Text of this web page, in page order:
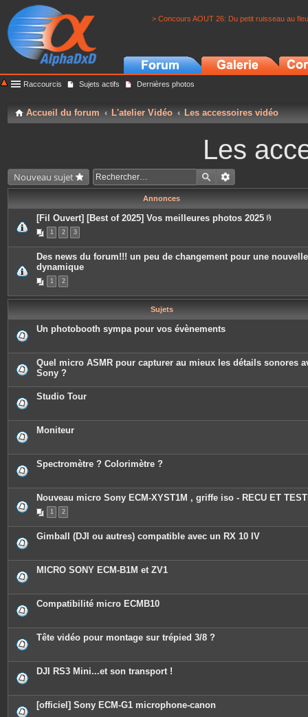
> Concours AOUT 26: Du petit ruisseau au
Raccourcis Sujets actifs Dernières photos
Accueil du forum L'atelier Vidéo Les accessoires vidéo
Les
Nouveau sujet
Annonces
[Fil Ouvert] [Best of 2025] Vos meilleures photos 2025
c
e
n
1 2 3
Des news du forum!!! un peu de changement pour une nouvelle
dynamique
1 2
Sujets
Un photobooth sympa pour vos évènements
Quel micro ASMR pour capturer au mieux les détails sonores
Sony ?
Studio Tour
Moniteur
Spectromètre ? Colorimètre ?
Nouveau micro Sony ECM-XYST1M , griffe iso - RECU ET
1 2
Gimball (DJI ou autres) compatible avec un RX 10 IV
MICRO SONY ECM-B1M et ZV1
Compatibilité micro ECMB10
Tête vidéo pour montage sur trépied 3/8 ?
DJI RS3 Mini...et son transport !
[officiel] Sony ECM-G1 microphone-canon